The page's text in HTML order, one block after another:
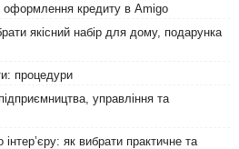
оформлення кредиту в Amigo
якісний набір для дому, подарунка
процедури
управління та
як вибрати практичне та